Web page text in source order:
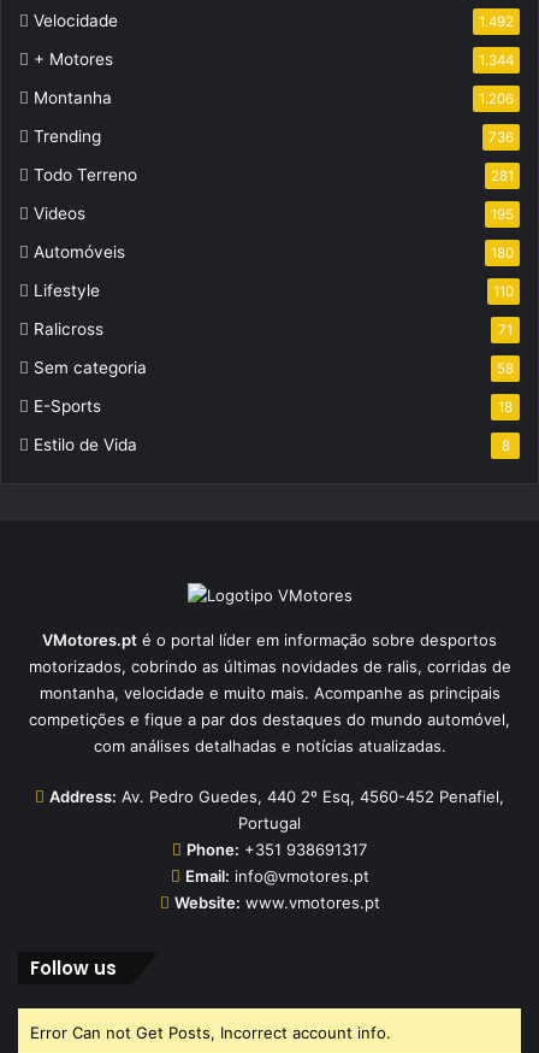
Velocidade 1.492
+ Motores 1.344
Montanha 1.206
Trending 736
Todo Terreno 281
Videos 195
Automóveis 180
Lifestyle 110
Ralicross 71
Sem categoria 58
E-Sports 18
Estilo de Vida 8
VMotores.pt é o portal líder em informação sobre desportos
motorizados, cobrindo as últimas novidades de ralis, corridas de
montanha, velocidade e muito mais. Acompanhe as principais
competições e fique a par dos destaques do mundo automóvel,
com análises detalhadas e notícias atualizadas.
Address: Av. Pedro Guedes, 440 2º Esq, 4560-452 Penafiel,
Portugal
Phone: +351 938691317
Email: info@vmotores.pt
Website: www.vmotores.pt
Follow us
Error Can not Get Posts, Incorrect account info.